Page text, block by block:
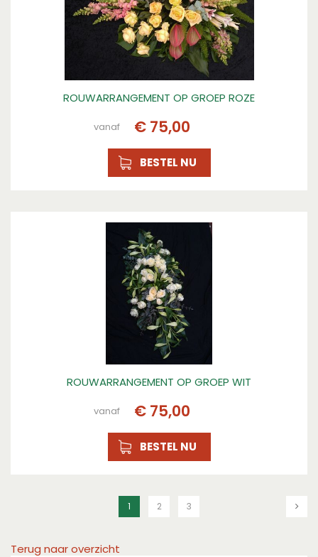
ROUWARRANGEMENT OP GROEP ROZE
vanaf € 75,00
BESTEL NU
ROUWARRANGEMENT OP GROEP WIT
vanaf € 75,00
BESTEL NU
1 2 3
Terug naar overzicht